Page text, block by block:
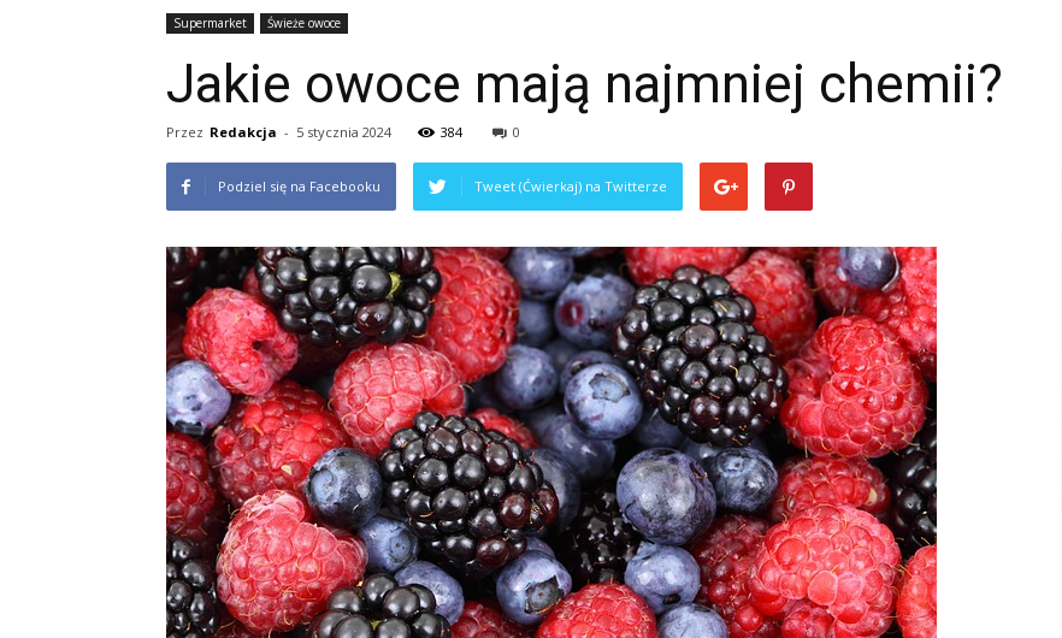
Supermarket Świeże owoce
Jakie owoce mają najmniej chemii?
Przez Redakcja - 5 stycznia 2024 384 0
Podziel się na Facebooku Tweet (Ćwierkaj) na Twitterze